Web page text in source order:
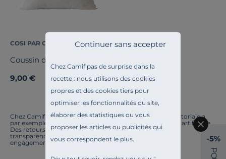
Chez Camif pas de surprise dans la
recette : nous utilisons des cookies
propres et des cookies tiers pour
optimiser les fonctionnalités du site,
élaborer des statistiques ou vous
proposer les articles ou publicités qui
vous correspondent le plus.
Continuer sans accepter
COSI PAR CAMIF
Coussin de garnissage
9,00 €
Chez Camif, on innove en permanence. Notre équipe éditoriale a
par exemple généré cette page à l'aide d'une intelligence artificielle.
Des retours ? Nous sommes à l'écoute. Tout comme la
transparence, l'amélioration continue fait partie de nos
engagements.
-5%
P
O